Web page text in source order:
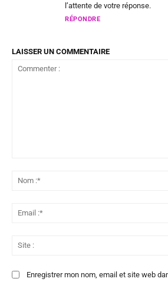
l’attente de votre réponse.
RÉPONDRE
LAISSER UN COMMENTAIRE
Enregistrer mon nom, email et site web